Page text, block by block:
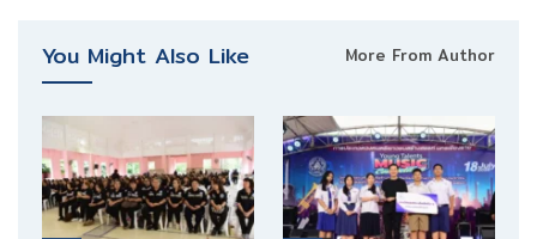
You Might Also Like More From Author